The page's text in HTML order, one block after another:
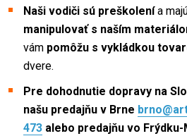
Naši vodiči sú preškolenía
manipulovať s naším
vám pomôžu s vykládkou
dvere.
Pre dohodnutie dopravy na
našu predajňu v Brne
473 alebo predajňu vo